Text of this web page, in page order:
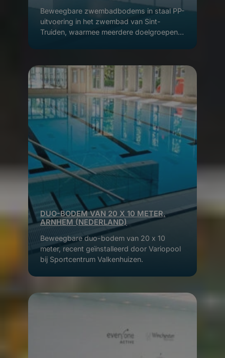
Beweegbare zwembadbodems in staal PP-
uitvoering in het zwembad van Sint-
Truiden, waarmee meerdere doelgroepen
DUO-BODEM VAN 20 X 10 METER,
ARNHEM (NEDERLAND)
Beweegbare duo-bodem van 20 x 10
meter, recent geïnstalleerd door Variopool
bij Sportcentrum Valkenhuizen.